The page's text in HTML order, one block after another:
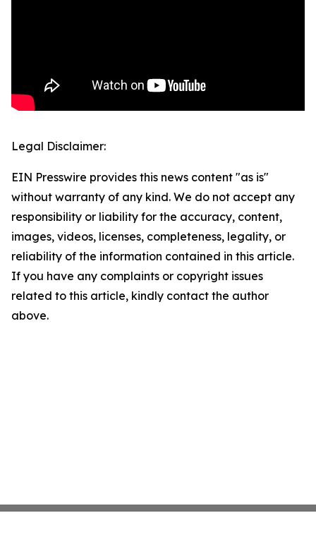
Legal Disclaimer:
EIN Presswire provides this news content "as is"
without warranty of any kind. We do not accept any
responsibility or liability for the accuracy, content,
images, videos, licenses, completeness, legality, or
reliability of the information contained in this article.
If you have any complaints or copyright issues
related to this article, kindly contact the author
above.